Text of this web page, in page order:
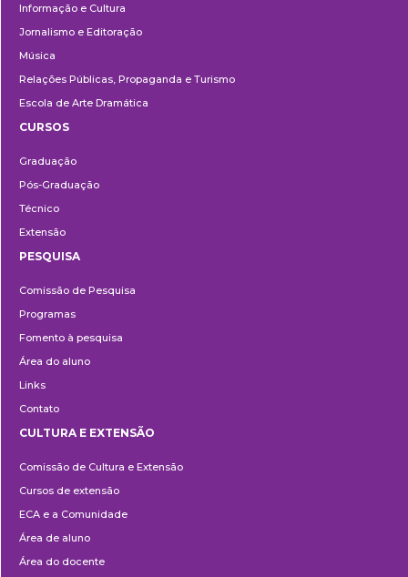
Informação e Cultura
Jornalismo e Editoração
Música
Relações Públicas, Propaganda e Turismo
Escola de Arte Dramática
CURSOS
Graduação
Pós-Graduação
Técnico
Extensão
PESQUISA
Comissão de Pesquisa
Programas
Fomento à pesquisa
Área do aluno
Links
Contato
e
Extensão
CULTURA E EXTENSÃO
Comissão de Cultura e Extensão
Cursos de extensão
ECA e a Comunidade
Área de aluno
Área do docente